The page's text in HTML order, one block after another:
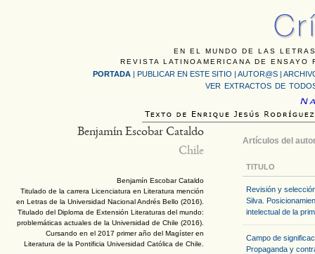
EN EL MUNDO DE LAS
REVISTA LATINOAMERICANA DE
PORTADA | PUBLICAR EN ESTE SITIO | AUTOR@S |
VER EXTRACTOS DE
Benjamín Escobar Cataldo
Chile
Benjamín Escobar Cataldo
Titulado de la carrera Licenciatura en Literatura mención
en Letras de la Universidad Nacional Andrés Bello (2016).
Titulado del Diploma de Extensión Literaturas del mundo:
problemáticas actuales de la Universidad de Chile (2016).
Cursando en el 2017 primer año del Magíster en
Literatura de la Pontificia Universidad Católica de Chile.
Artículos del
TITULO
Revisión y
Silva.
intelectual de la
Campo de
Propaganda y